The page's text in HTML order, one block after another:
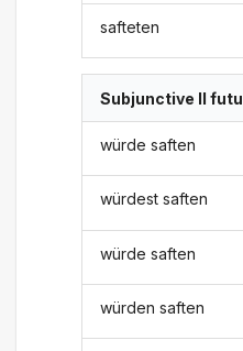
safteten
Subjunctive II
würde saften
würdest saften
würde saften
würden saften